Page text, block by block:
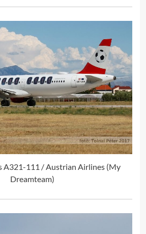
A321-111 / Austrian Airlines (My
Dreamteam)